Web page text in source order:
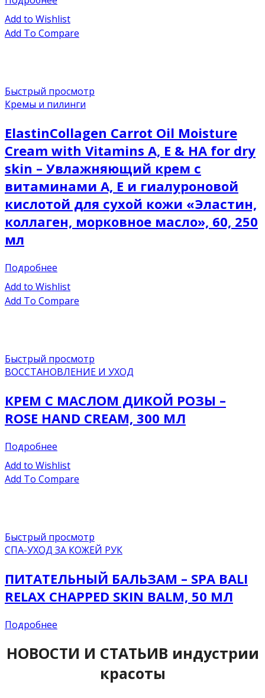
Add to Wishlist
Add To Compare
Быстрый просмотр
Кремы и пилинги
ElastinCollagen Carrot Oil Moisture
Cream with Vitamins A, E & HA for dry
skin – Увлажняющий крем с
витаминами А, Е и гиалуроновой
кислотой для сухой кожи «Эластин,
коллаген, морковное масло», 60, 250
мл
Подробнее
Add to Wishlist
Add To Compare
Быстрый просмотр
ВОССТАНОВЛЕНИЕ И УХОД
КРЕМ С МАСЛОМ ДИКОЙ РОЗЫ –
ROSE HAND CREAM, 300 МЛ
Подробнее
Add to Wishlist
Add To Compare
Быстрый просмотр
СПА-УХОД ЗА КОЖЕЙ РУК
ПИТАТЕЛЬНЫЙ БАЛЬЗАМ – SPA BALI
RELAX CHAPPED SKIN BALM, 50 МЛ
Подробнее
НОВОСТИ И СТАТЬИВ индустрии
красоты